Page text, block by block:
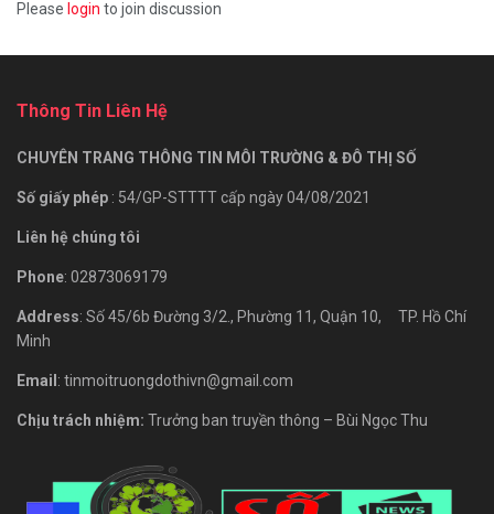
Please login to join discussion
Thông Tin Liên Hệ
CHUYÊN TRANG THÔNG TIN MÔI TRƯỜNG & ĐÔ THỊ SỐ
Số giấy phép : 54/GP-STTTT cấp ngày 04/08/2021
Liên hệ chúng tôi
Phone: 02873069179
Address: Số 45/6b Đường 3/2., Phường 11, Quận 10, TP. Hồ Chí
Minh
Email: tinmoitruongdothivn@gmail.com
Chịu trách nhiệm: Trưởng ban truyền thông – Bùi Ngọc Thu